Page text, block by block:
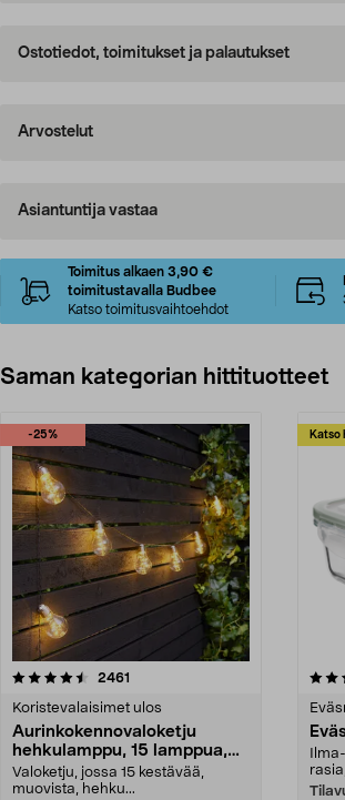
Ostotiedot, toimitukset ja palautukset
Arvostelut
Asiantuntija vastaa
Toimitus alkaen 3,90 €
toimitustavalla Budbee
Katso toimitusvaihtoehdot
Saman kategorian hittituotteet
-25%
2461
Koristevalaisimet ulos
Aurinkokennovaloketju
hehkulamppu, 15 lamppua,
7,2 m
Valoketju, jossa 15 kestävää,
muovista, hehku...
Katso
4.5 viidestä